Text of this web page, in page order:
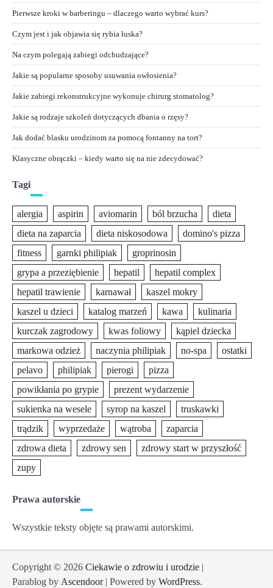
Pierwsze kroki w barberingu – dlaczego warto wybrać kurs?
Czym jest i jak objawia się rybia łuska?
Na czym polegają zabiegi odchudzające?
Jakie są popularne sposoby usuwania owłosienia?
Jakie zabiegi rekonstrukcyjne wykonuje chirurg stomatolog?
Jakie są rodzaje szkoleń dotyczących dbania o rzęsy?
Jak dodać blasku urodzinom za pomocą fontanny na tort?
Klasyczne obrączki – kiedy warto się na nie zdecydować?
Tagi
alergia aspirin aviomarin ból brzucha
dieta
dieta na zaparcia
dieta niskosodowa
domino's pizza
fitness
garnki philipiak
groprinosin
grypa a przeziębienie
hepatil
hepatil complex
hepatil trawienie
karnawał
kaszel mokry
kaszel u dzieci
katalog marzeń kawa
kulinaria
kurczak zagrodowy
kwas foliowy
kąpiel dziecka
markowa odzież
naczynia philipiak no-spa
ostatki
pelavo
philipiak pierogi
pizza
powikłania po grypie
prezent wydarzenie
sukienka na wesele
syrop na kaszel
truskawki
trądzik
wyprzedaże wątroba
zaparcia
zdrowa dieta
zdrowy sen
zdrowy start w przyszłość
zupy
Prawa autorskie
Wszystkie teksty objęte są prawami autorskimi.
Copyright © 2026 Ciekawie o zdrowiu i urodzie |
Parablog by Ascendoor| Powered by WordPress.